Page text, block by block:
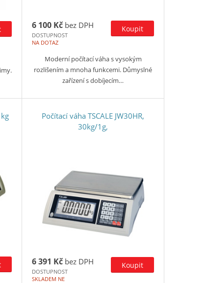
6 100 Kč bez DPH
DOSTUPNOST
NA DOTAZ
Moderní počítací váha s vysokým
rozlišením a mnoha funkcemi. Důmyslné
zařízení s dobíjecím…
Počítací váha TSCALE JW30HR,
30kg/1g,
6 391 Kč bez DPH
DOSTUPNOST
SKLADEM NE